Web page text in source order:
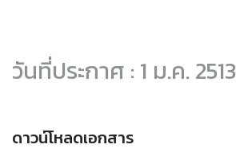
วันที่ประกาศ : 1 ม.ค. 2513
ดาวน์โหลดเอกสาร